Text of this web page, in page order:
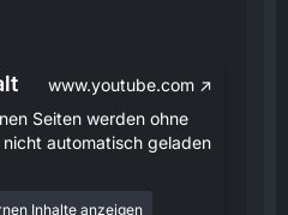
www.youtube.com
Seiten werden ohne
automatisch geladen
Inhalte anzeigen